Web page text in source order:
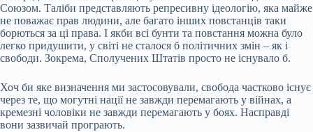
Союзом. Таліби представляють репресивну ідеологію, яка майже
не поважає прав людини, але багато інших повстанців таки
борються за ці права. І якби всі бунти та повстання можна було
легко придушити, у світі не сталося б політичних змін – як і
свободи. Зокрема, Сполучених Штатів просто не існувало б.
Хоч би яке визначення ми застосовували, свобода частково існує
через те, що могутні нації не завжди перемагають у війнах, а
кремезні чоловіки не завжди перемагають у боях. Насправді
вони зазвичай програють.